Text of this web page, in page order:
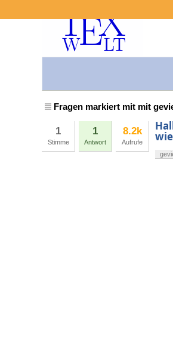
Fragen markiert mit mit
1
Stimme
1
Antwort
8.2k
Aufrufe